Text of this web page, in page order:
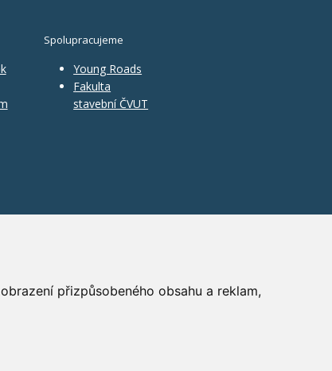
přizpůsobeného obsahu a reklam,
Spolupracujeme
Young Roads
Fakulta
stavební ČVUT